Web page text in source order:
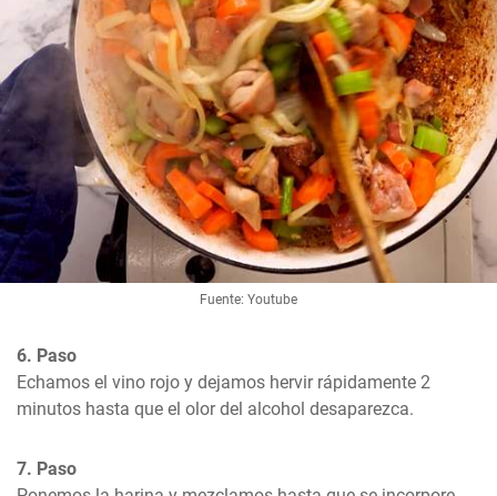
Fuente: Youtube
6. Paso
Echamos el vino rojo y dejamos hervir rápidamente 2
minutos hasta que el olor del alcohol desaparezca.
7. Paso